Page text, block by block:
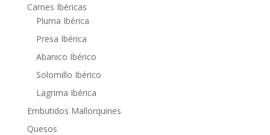
Carnes Ibéricas
Pluma Ibérica
Presa Ibérica
Abanico Ibérico
Solomillo Ibérico
Lagrima Ibérica
Embutidos Mallorquines
Quesos